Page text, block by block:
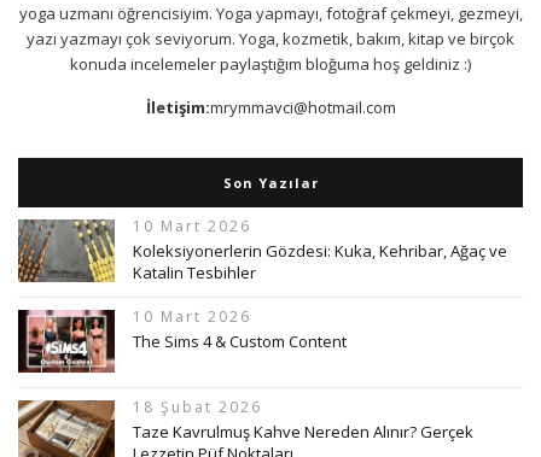
yoga uzmanı öğrencisiyim. Yoga yapmayı, fotoğraf çekmeyi, gezmeyi,
yazı yazmayı çok seviyorum. Yoga, kozmetik, bakım, kitap ve birçok
konuda incelemeler paylaştığım bloğuma hoş geldiniz :)
İletişim:mrymmavci@hotmail.com
Son Yazılar
10 Mart 2026
Koleksiyonerlerin Gözdesi: Kuka, Kehribar, Ağaç ve
Katalin Tesbihler
10 Mart 2026
The Sims 4 & Custom Content
18 Şubat 2026
Taze Kavrulmuş Kahve Nereden Alınır? Gerçek